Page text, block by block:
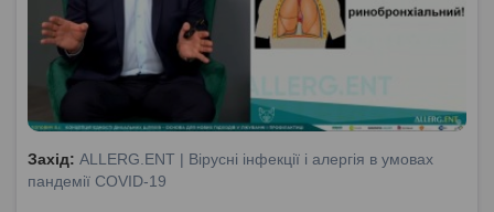
Захід: ALLERG.ENT | Вірусні інфекції і алергія в умовах
пандемії COVID-19